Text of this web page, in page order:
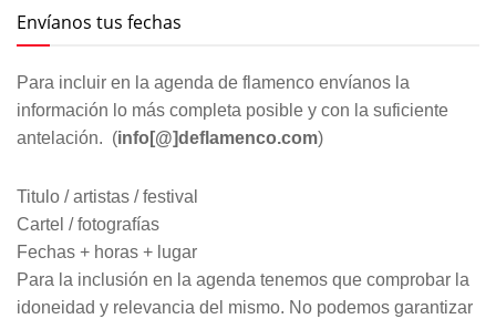
Envíanos tus fechas
Para incluir en la agenda de flamenco envíanos la
información lo más completa posible y con la suficiente
antelación. (info[@]deflamenco.com)
Titulo / artistas / festival
Cartel / fotografías
Fechas + horas + lugar
Para la inclusión en la agenda tenemos que comprobar la
idoneidad y relevancia del mismo. No podemos garantizar